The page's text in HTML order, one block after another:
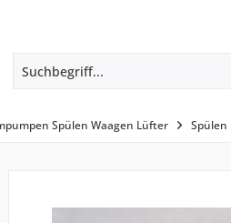
Spülen Waagen Lüfter Spülen